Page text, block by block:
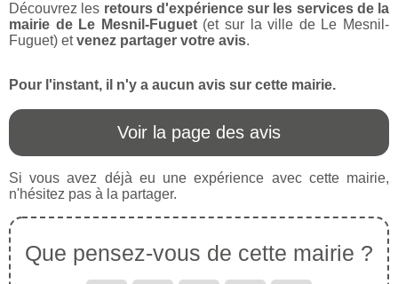
Découvrez les retours d'expérience sur les services de la
mairie de Le Mesnil-Fuguet(et sur la ville de Le Mesnil-
Fuguet) etvenez partager votre avis.
Pour l'instant, il n'y a aucun avis sur cette mairie.
Voir la page des avis
Si vous avez déjà eu une expérience avec cette mairie,
n'hésitez pas à la partager.
Que pensez-vous de cette mairie ?